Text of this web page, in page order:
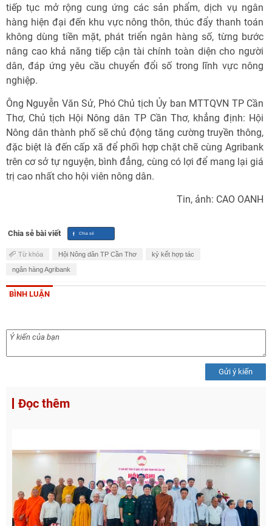
tiếp tục mở rộng cung ứng các sản phẩm, dịch vụ ngân
hàng hiện đại đến khu vực nông thôn, thúc đẩy thanh toán
không dùng tiền mặt, phát triển ngân hàng số, từng bước
nâng cao khả năng tiếp cận tài chính toàn diện cho người
dân, đáp ứng yêu cầu chuyển đổi số trong lĩnh vực nông
nghiệp.
Ông Nguyễn Văn Sử, Phó Chủ tịch Ủy ban MTTQVN TP Cần
Thơ, Chủ tịch Hội Nông dân TP Cần Thơ, khẳng định: Hội
Nông dân thành phố sẽ chủ động tăng cường truyền thông,
đặc biệt là đến cấp xã để phối hợp chặt chẽ cùng Agribank
trên cơ sở tự nguyện, bình đẳng, cùng có lợi để mang lại giá
trị cao nhất cho hội viên nông dân.
Tin, ảnh: CAO OANH
Chia sẻ bài viết
Từ khóa Hội Nông dân TP Cần Thơ ký kết hợp tác
ngân hàng Agribank
BÌNH LUẬN
Gửi ý kiến
Đọc thêm